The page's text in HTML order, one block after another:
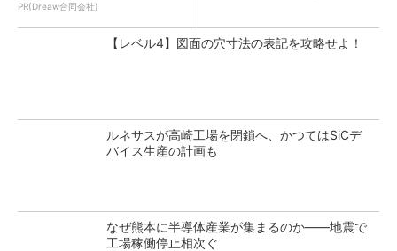
PR(Dreaw合同会社)
【レベル4】図面の穴寸法の表記を攻略せよ！
ルネサスが高崎工場を閉鎖へ、かつてはSiCデ
バイス生産の計画も
なぜ熊本に半導体産業が集まるのか――地震で
工場稼働停止相次ぐ